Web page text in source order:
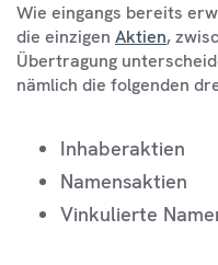
Wie eingangs bereits
die einzigen Aktien,
Übertragung
nämlich die folgenden
Inhaberaktien
Namensaktien
Vinkulierte